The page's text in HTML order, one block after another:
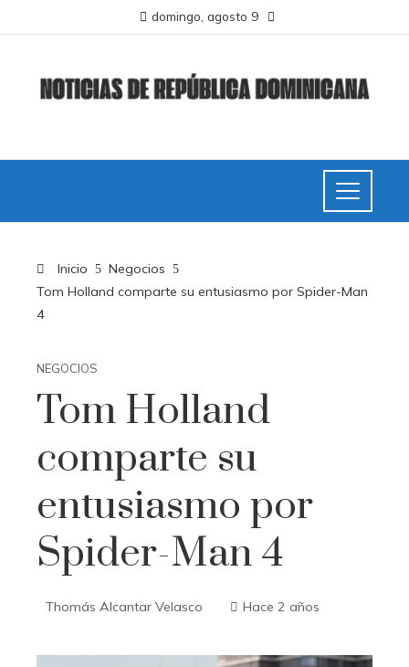
domingo, agosto 9
Inicio
Negocios
Tom Holland comparte su entusiasmo por Spider-Man
4
NEGOCIOS
Tom Holland
comparte su
entusiasmo por
Spider-Man 4
Thomás Alcantar Velasco Hace 2 años